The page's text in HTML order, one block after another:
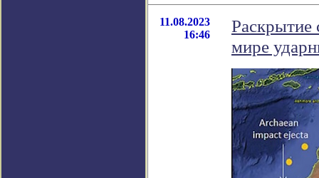
11.08.2023
16:46
Раскрытие
мире